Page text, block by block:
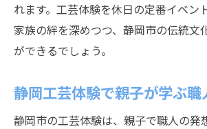
れます。工芸体験を休日の定番イベン
家族の絆を深めつつ、静岡市の伝統文
ができるでしょう。
静岡工芸体験で親子が学ぶ職
静岡市の工芸体験は、親子で職人の発